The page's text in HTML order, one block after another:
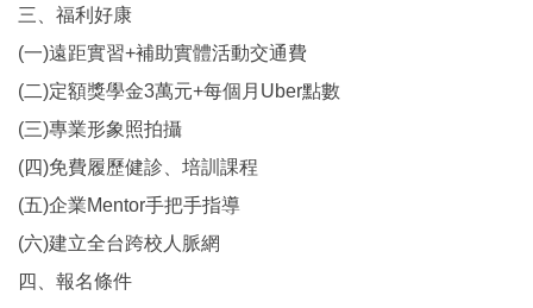
三、福利好康
(一)遠距實習+補助實體活動交通費
(二)定額獎學金3萬元+每個月Uber點數
(三)專業形象照拍攝
(四)免費履歷健診、培訓課程
(五)企業Mentor手把手指導
(六)建立全台跨校人脈網
四、報名條件